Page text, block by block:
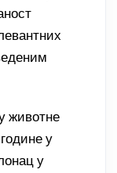
животне
у
у